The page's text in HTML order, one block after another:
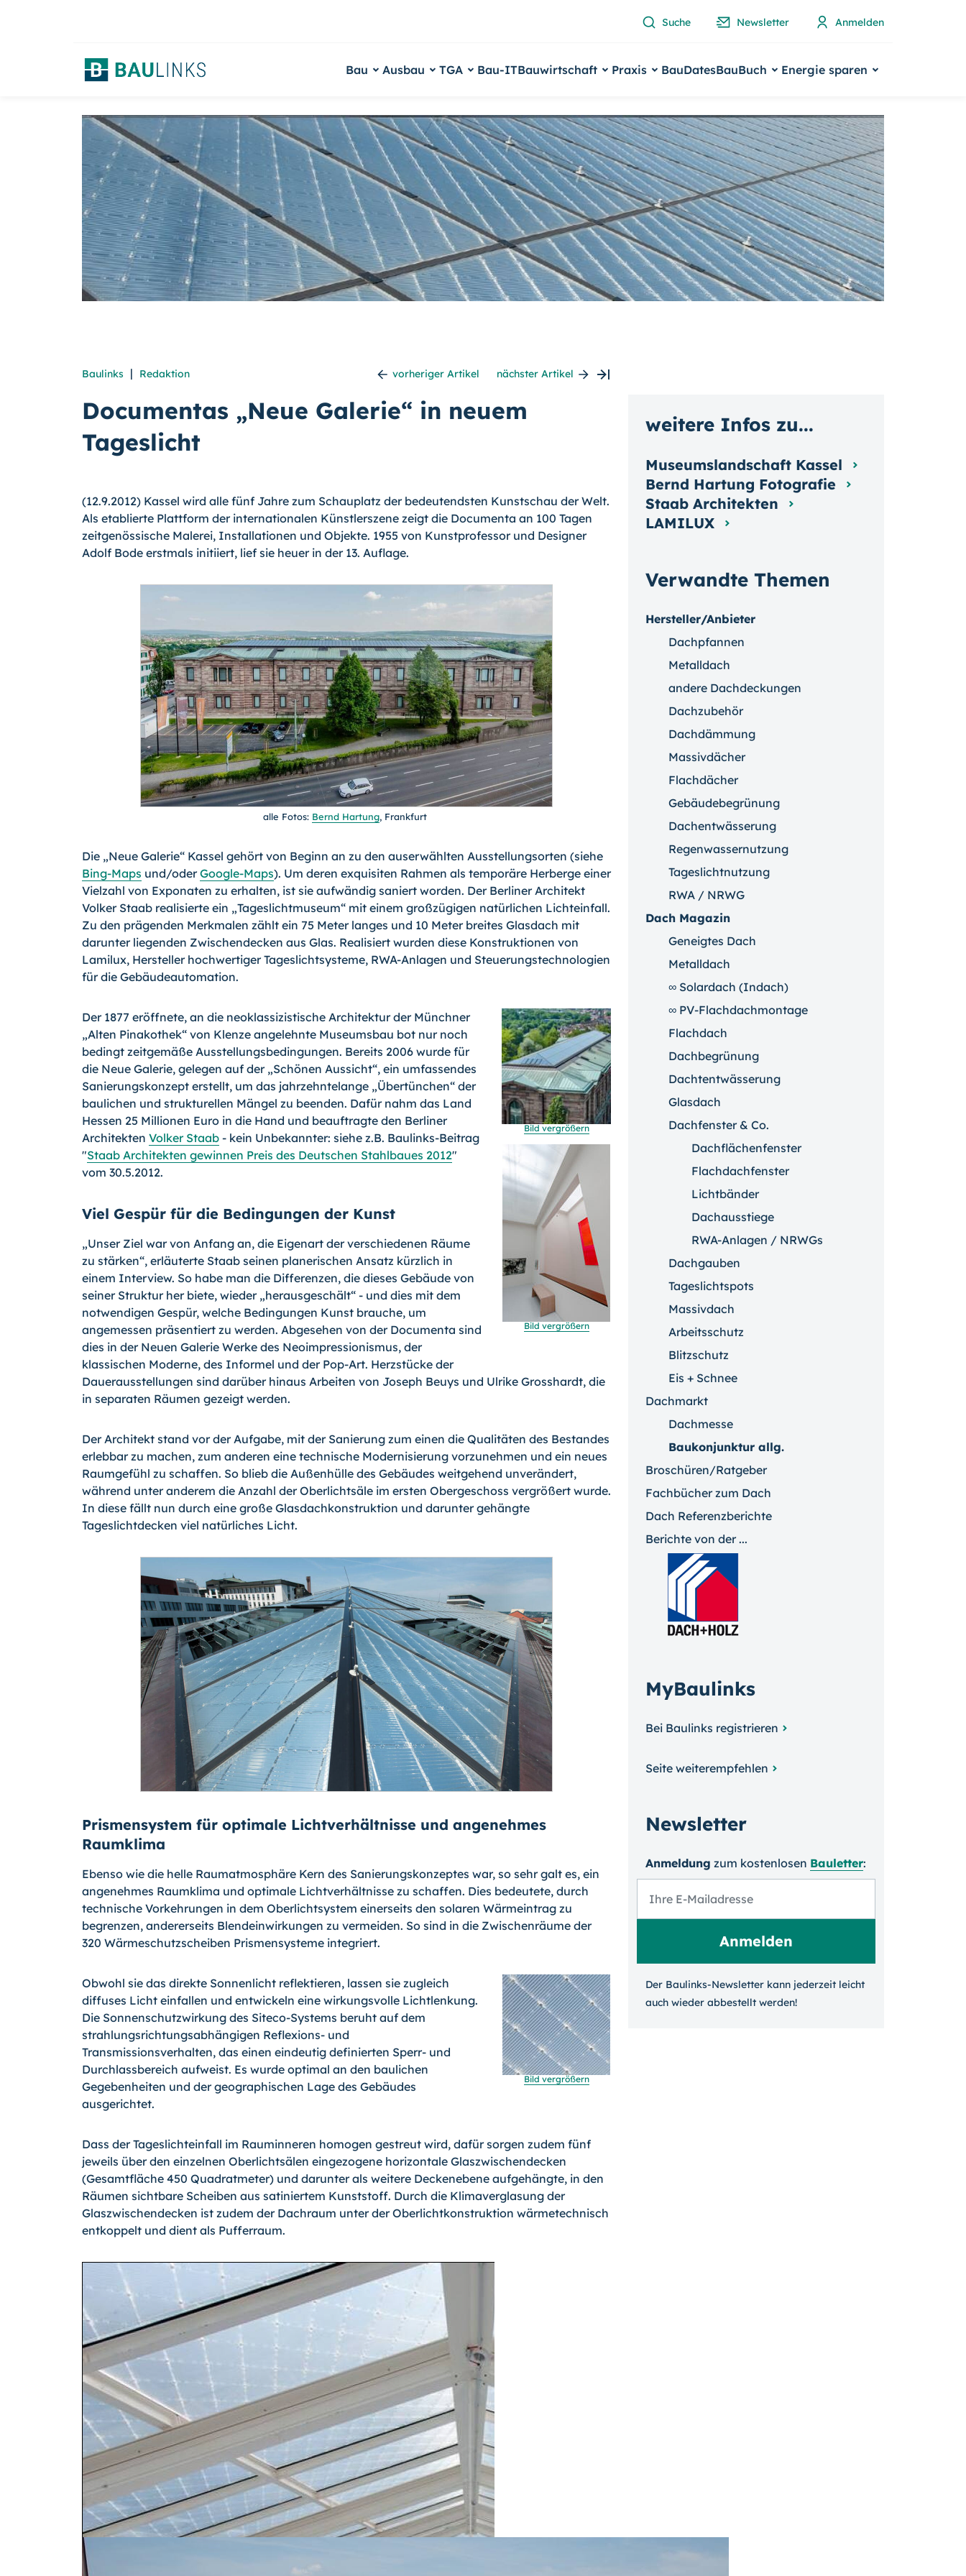
Suche Newsletter Anmelden
Bau Ausbau TGA Bau-ITBauwirtschaft Praxis BauDatesBauBuch Energie sparen
Baulinks | Redaktion vorheriger Artikel nächster Artikel
Documentas „Neue Galerie“ in neuem
Tageslicht
(12.9.2012) Kassel wird alle fünf Jahre zum Schauplatz der bedeutendsten Kunstschau der Welt.
Als etablierte Plattform der internationalen Künstlerszene zeigt die Docu­menta an 100 Tagen
zeitgenössische Malerei, Installationen und Objekte. 1955 von Kunstprofessor und Designer
Adolf Bode erstmals initiiert, lief sie heuer in der 13. Auflage.
alle Fotos: Bernd Hartung, Frankfurt
Die „Neue Galerie“ Kassel gehört von Beginn an zu den auserwählten Ausstellungs­orten (siehe
Bing-Maps und/oderGoogle-Maps). Um deren exquisiten Rahmen als temporäre Herberge einer
Vielzahl von Exponaten zu erhalten, ist sie aufwändig saniert worden. Der Berliner Architekt
Volker Staab realisierte ein „Tageslichtmuseum“ mit einem großzügigen natürlichen Lichteinfall.
Zu den prägenden Merkmalen zählt ein 75 Meter langes und 10 Meter breites Glasdach mit
darunter liegenden Zwischende­cken aus Glas. Realisiert wurden diese Konstruktionen von
Lamilux, Hersteller hoch­wertiger Tageslichtsysteme, RWA-Anlagen und Steuerungstechnologien
für die Gebäu­deautomation.
Bild vergrößern
Bild vergrößern
Der 1877 eröffnete, an die neoklassizistische Architektur der Münchner
„Alten Pinakothek“ von Klenze angelehnte Museums­bau bot nur noch
bedingt zeitgemäße Ausstellungsbedingun­gen. Bereits 2006 wurde für
die Neue Galerie, gelegen auf der „Schönen Aussicht“, ein umfassendes
Sanierungskonzept er­stellt, um das jahrzehntelange „Übertünchen“ der
baulichen und strukturellen Mängel zu beenden. Dafür nahm das Land
Hessen 25 Millionen Euro in die Hand und beauftragte den Berliner
Architekten Volker Staab - kein Unbekannter: siehe z.B. Baulinks-Beitrag
"Staab Architekten gewinnen Preis des Deutschen Stahlbaues 2012"
vom 30.5.2012.
Viel Gespür für die Bedingungen der Kunst
„Unser Ziel war von Anfang an, die Eigenart der verschiedenen Räume
zu stärken“, erläuterte Staab seinen planerischen An­satz kürzlich in
einem Interview. So habe man die Differenzen, die dieses Gebäude von
seiner Struktur her biete, wieder „he­rausgeschält“ - und dies mit dem
notwendigen Gespür, welche Bedingungen Kunst brauche, um
angemessen präsentiert zu werden. Abgesehen von der Documenta sind
dies in der Neuen Galerie Werke des Neoimpressionismus, der
klassischen Moder­ne, des Informel und der Pop-Art. Herzstücke der
Daueraus­stellungen sind darüber hinaus Arbeiten von Joseph Beuys und Ulrike Grosshardt, die
in separaten Räumen gezeigt werden.
Der Architekt stand vor der Aufgabe, mit der Sanierung zum einen die Qualitäten des Bestandes
erlebbar zu machen, zum anderen eine technische Modernisierung vorzu­nehmen und ein neues
Raumgefühl zu schaffen. So blieb die Außenhülle des Gebäudes weitgehend unverändert,
während unter anderem die Anzahl der Oberlichtsäle im ers­ten Obergeschoss vergrößert wurde.
In diese fällt nun durch eine große Glasdachkon­struktion und darunter gehängte
Tageslichtdecken viel natürliches Licht.
Prismensystem für optimale Lichtverhältnisse und angenehmes
Raumklima
Ebenso wie die helle Raumatmosphäre Kern des Sanierungskonzeptes war, so sehr galt es, ein
angenehmes Raumklima und optimale Lichtverhältnisse zu schaffen. Dies be­deutete, durch
technische Vorkehrungen in dem Oberlichtsystem einerseits den sola­ren Wärmeintrag zu
begrenzen, andererseits Blendeinwirkungen zu vermeiden. So sind in die Zwischenräume der
320 Wärmeschutzscheiben Prismensysteme integriert.
Bild vergrößern
Obwohl sie das direkte Sonnenlicht reflektieren, lassen sie zu­gleich
diffuses Licht einfallen und entwickeln eine wirkungsvolle Lichtlenkung.
Die Sonnenschutzwirkung des Siteco-Systems beruht auf dem
strahlungsrichtungsabhängigen Reflexions- und
Transmissionsverhalten, das einen eindeutig definierten Sperr- und
Durchlassbereich aufweist. Es wurde optimal an den bau­lichen
Gegebenheiten und der geographischen Lage des Ge­bäudes
ausgerichtet.
Dass der Tageslichteinfall im Rauminneren homogen gestreut wird, dafür sorgen zudem fünf
jeweils über den einzelnen Oberlichtsälen eingezogene horizontale Glaszwischendecken
(Gesamtfläche 450 Quadratmeter) und darunter als weitere Deckenebene aufgehängte, in den
Räumen sichtbare Scheiben aus satiniertem Kunststoff. Durch die Klimaverglasung der
Glaszwischendecken ist zudem der Dach­raum unter der Oberlicht­konstruktion wärmetechnisch
entkoppelt und dient als Puffer­raum.
Verwandte Themen
Hersteller/Anbieter
Dachpfannen
Metalldach
andere Dachdeckungen
Dachzubehör
Dachdämmung
Massivdächer
Flachdächer
Gebäudebegrünung
Dachentwässerung
Regenwassernutzung
Tageslichtnutzung
RWA / NRWG
Dach Magazin
Geneigtes Dach
Metalldach
∞ Solardach (Indach)
∞ PV-Flachdachmontage
Flachdach
Dachbegrünung
Dachtentwässerung
Glasdach
Dachfenster & Co.
Dachflächenfenster
Flachdachfenster
Lichtbänder
Dachausstiege
RWA-Anlagen / NRWGs
Dachgauben
Tageslichtspots
Massivdach
Arbeitsschutz
Blitzschutz
Eis + Schnee
Dachmarkt
Dachmesse
Baukonjunktur allg.
Broschüren/Ratgeber
Fachbücher zum Dach
Dach Referenzberichte
Berichte von der ...
MyBaulinks
Bei Baulinks registrieren
Seite weiterempfehlen
Newsletter
Anmeldung zum kosten­losen Bauletter:
Der Baulinks-Newsletter kann jeder­zeit leicht
auch wieder ab­bestellt werden!
weitere Infos zu...
Museumslandschaft Kassel
Bernd Hartung Fotografie
Staab Architekten
LAMILUX